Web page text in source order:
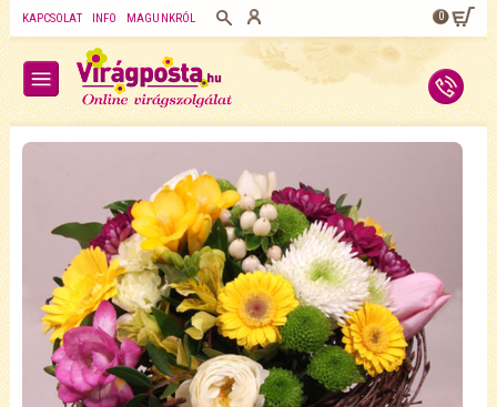
KAPCSOLAT INFO MAGUNKRÓL 0